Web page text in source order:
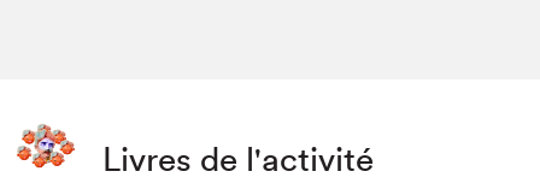
Livres de l'activité